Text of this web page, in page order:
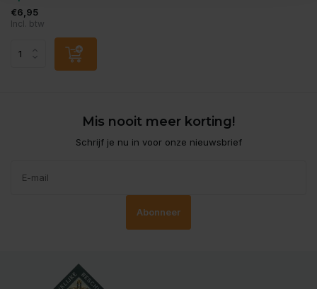
€6,95
Incl. btw
Mis nooit meer korting!
Schrijf je nu in voor onze nieuwsbrief
Abonneer